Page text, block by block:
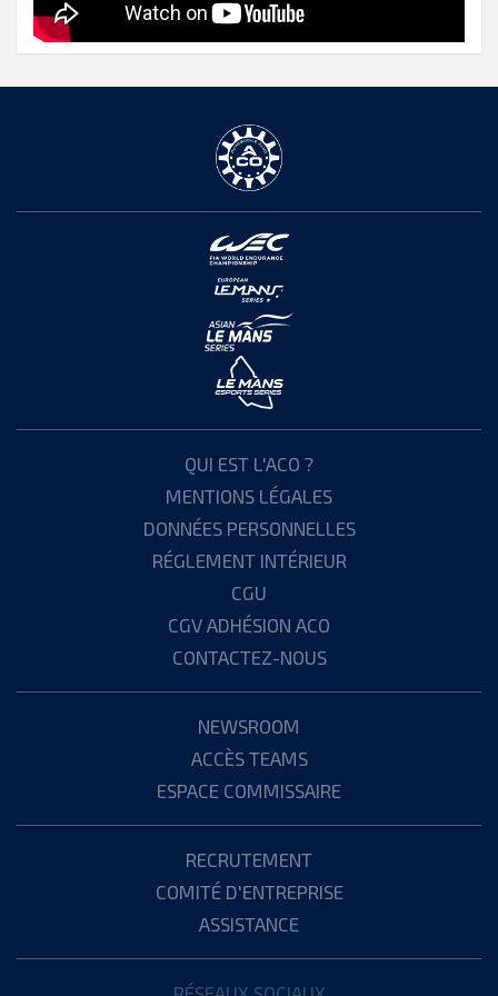
QUI EST L'ACO ?
MENTIONS LÉGALES
DONNÉES PERSONNELLES
RÉGLEMENT INTÉRIEUR
CGU
CGV ADHÉSION ACO
CONTACTEZ-NOUS
NEWSROOM
ACCÈS TEAMS
ESPACE COMMISSAIRE
RECRUTEMENT
COMITÉ D'ENTREPRISE
ASSISTANCE